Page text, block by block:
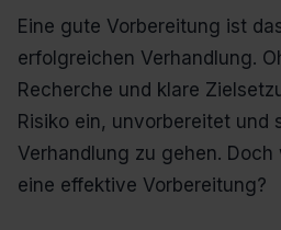
Eine gute Vorbereitung ist
erfolgreichen Verhandlung.
Recherche und klare
Risiko ein, unvorbereitet und
Verhandlung zu gehen.
eine effektive Vorbereitung?